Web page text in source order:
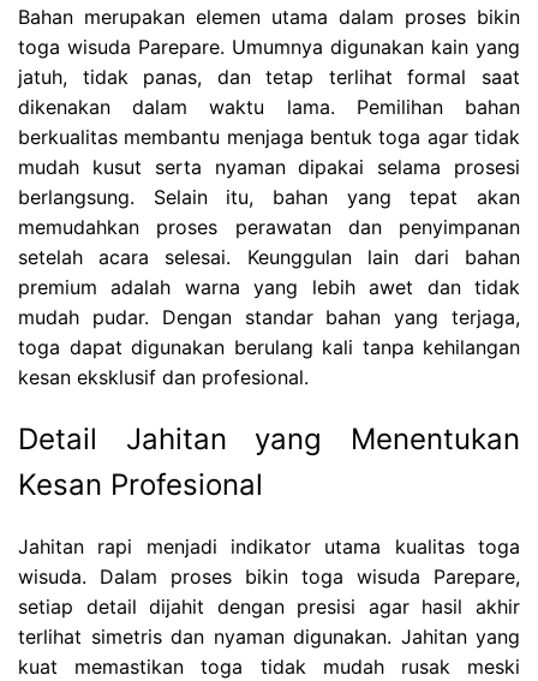
Bahan merupakan elemen utama dalam proses bikin
toga wisuda Parepare. Umumnya digunakan kain yang
jatuh, tidak panas, dan tetap terlihat formal saat
dikenakan dalam waktu lama. Pemilihan bahan
berkualitas membantu menjaga bentuk toga agar tidak
mudah kusut serta nyaman dipakai selama prosesi
berlangsung. Selain itu, bahan yang tepat akan
memudahkan proses perawatan dan penyimpanan
setelah acara selesai. Keunggulan lain dari bahan
premium adalah warna yang lebih awet dan tidak
mudah pudar. Dengan standar bahan yang terjaga,
toga dapat digunakan berulang kali tanpa kehilangan
kesan eksklusif dan profesional.
Detail Jahitan yang Menentukan
Kesan Profesional
Jahitan rapi menjadi indikator utama kualitas toga
wisuda. Dalam proses bikin toga wisuda Parepare,
setiap detail dijahit dengan presisi agar hasil akhir
terlihat simetris dan nyaman digunakan. Jahitan yang
kuat memastikan toga tidak mudah rusak meski